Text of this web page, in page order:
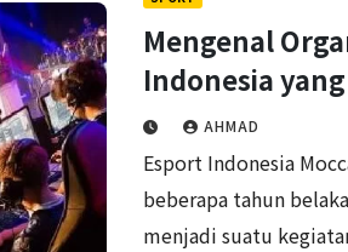
Mengenal
Indonesia
Berkembang
AHMAD
Esport Indonesia
beberapa tahun
menjadi suatu